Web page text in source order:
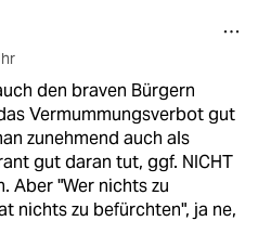
den braven Bürgern
Vermummungsverbot gut
zunehmend auch als
gut daran tut, ggf. NICHT
Aber "Wer nichts zu
nichts zu befürchten", ja ne,